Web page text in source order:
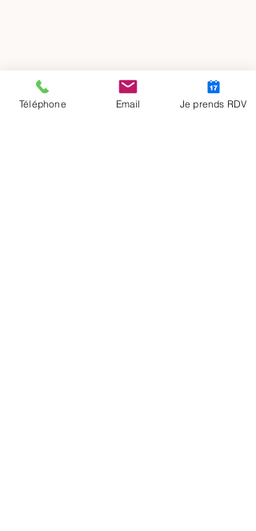
Téléphone Email Je prends RDV